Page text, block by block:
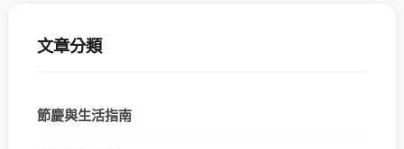
文章分類
節慶與生活指南